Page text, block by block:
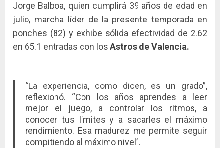
Jorge Balboa, quien cumplirá 39 años de edad en
julio, marcha líder de la presente temporada en
ponches (82) y exhibe sólida efectividad de 2.62
en 65.1 entradas con los Astros de Valencia.
“La experiencia, como dicen, es un grado”,
reflexionó. “Con los años aprendes a leer
mejor el juego, a controlar los ritmos, a
conocer tus límites y a sacarles el máximo
rendimiento. Esa madurez me permite seguir
compitiendo al máximo nivel”.